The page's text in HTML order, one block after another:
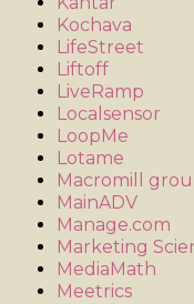
Kochava
LifeStreet
Liftoff
LiveRamp
Localsensor
LoopMe
Lotame
Macromill
MainADV
Manage.com
Marketing
MediaMath
Meetrics